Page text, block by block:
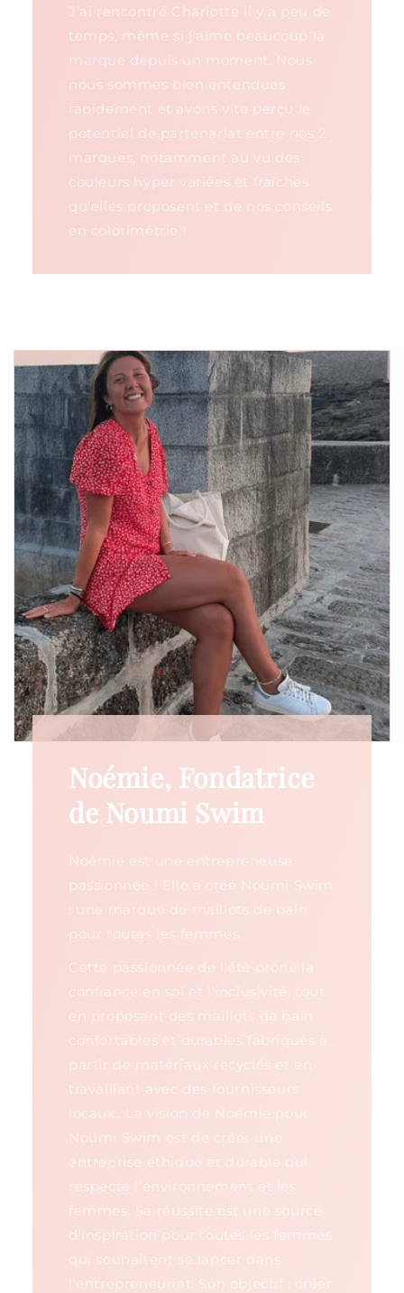
J'ai rencontré Charlotte il y a peu de
temps, même si j'aime beaucoup la
marque depuis un moment. Nous
nous sommes bien entendues
rapidement et avons vite perçu le
potentiel de partenariat entre nos 2
marques, notamment au vu des
couleurs hyper variées et fraiches
qu'elles proposent et de nos conseils
en colorimétrie !
Noémie, Fondatrice
de Noumi Swim
Noémie est une entrepreneuse
passionnée ! Elle a créé Noumi Swim
: une marque de maillots de bain
pour toutes les femmes.
Cette passionnée de l'été prône la
confiance en soi et l'inclusivité, tout
en proposant des maillots de bain
confortables et durables fabriqués à
partir de matériaux recyclés et en
travaillant avec des fournisseurs
locaux.. La vision de Noémie pour
Noumi Swim est de créer une
entreprise éthique et durable qui
respecte l'environnement et les
femmes. Sa réussite est une source
d'inspiration pour toutes les femmes
qui souhaitent se lancer dans
l'entrepreneuriat. Son objectif : créer